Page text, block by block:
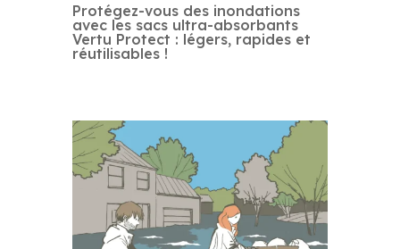
Protégez-vous des inondations
avec les sacs ultra-absorbants
Vertu Protect : légers, rapides et
réutilisables !